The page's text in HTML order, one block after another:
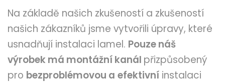
Na základě našich zkušeností a zkušeností
našich zákazníků jsme vytvořili úpravy, které
usnadňují instalaci lamel. Pouze náš
výrobek má montážní kanál přizpůsobený
pro bezproblémovou a efektivní instalaci